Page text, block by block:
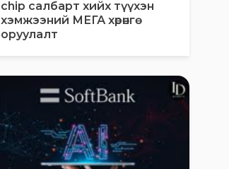
chip салбарт хийх түүхэн
хэмжээний МЕГА хөрөнгө
оруулалт